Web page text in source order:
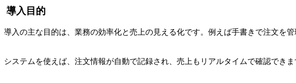
導入目的
導入の主な目的は、業務の効率化と売上の見える化です。例えば手書きで注文を
システムを使えば、注文情報が自動で記録され、売上もリアルタイムで確認でき